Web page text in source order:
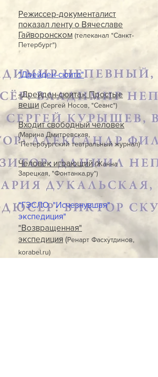
Режиссер-документалист
показал ленту о Вячеславе
Гайворонском (телеканал "Санкт-
Петербург")
"Дрейден-сюита"
«Дрейден-сюита»: Простые
вещи (Сергей Носов, "Сеанс")
Входит свободный человек
(Марина Дмитревская,
"Петербургский театральный журнал)
Человек играющий(Жанна
Зарецкая, "Фонтанка.ру")
"ГЭСЛО. "Исчезнувшая"
экспедиция"
"Возвращенная"
экспедиция (Ренарт Фасхутдинов,
korabel.ru)